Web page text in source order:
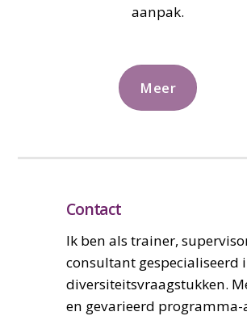
aanpak.
Meer
Contact
Ik ben als trainer,
consultant gespecialiseerd
diversiteitsvraagstukken.
en gevarieerd